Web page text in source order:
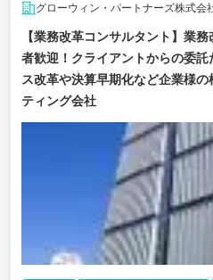
グローウィン・パートナーズ株式会
【業務改革コンサルタント】業
者歓迎！クライアントからの委
ス改革や決算早期化など企業様
ティング会社